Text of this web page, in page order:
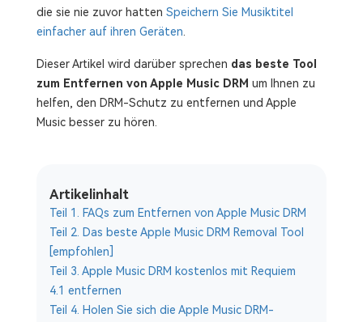
die sie nie zuvor hatten Speichern Sie Musiktitel
einfacher auf ihren Geräten
Dieser Artikel wird darüber sprechen das beste Tool
zum Entfernen von Apple Music DRM um Ihnen zu
helfen, den DRM-Schutz zu entfernen und Apple
Music besser zu hören.
Artikelinhalt
Teil 1. FAQs zum Entfernen von Apple Music DRM
Teil 2. Das beste Apple Music DRM Removal Tool
[empfohlen]
Teil 3. Apple Music DRM kostenlos mit Requiem
4.1 entfernen
Teil 4. Holen Sie sich die Apple Music DRM-